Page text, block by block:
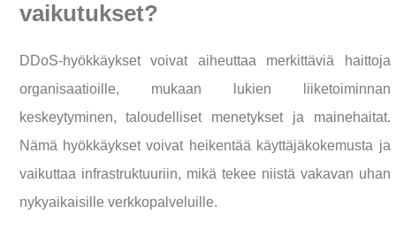
vaikutukset?
DDoS-hyökkäykset voivat aiheuttaa merkittäviä haittoja
organisaatioille, mukaan lukien liiketoiminnan
keskeytyminen, taloudelliset menetykset ja mainehaitat.
Nämä hyökkäykset voivat heikentää käyttäjäkokemusta ja
vaikuttaa infrastruktuuriin, mikä tekee niistä vakavan uhan
nykyaikaisille verkkopalveluille.